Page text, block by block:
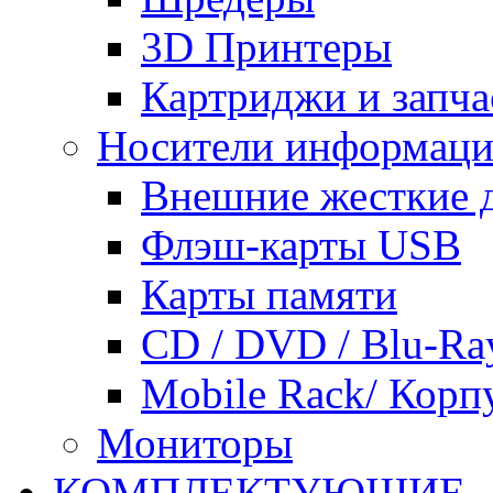
3D Принтеры
Картриджи и
Носители
Внешние жесткие
Флэш-карты USB
Карты памяти
CD / DVD / Blu-
Mobile Rack/
Мониторы